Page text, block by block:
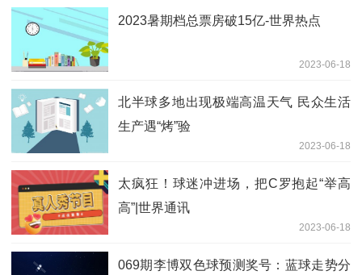
2023暑期档总票房破15亿-世界热点
2023-06-18
北半球多地出现极端高温天气 民众生活
生产遇“烤”验
2023-06-18
太疯狂！球迷冲进场，把C罗抱起“举高
高”|世界通讯
2023-06-18
069期李博双色球预测奖号：蓝球走势分